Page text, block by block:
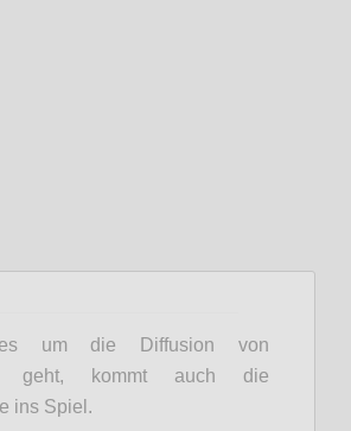
um die Diffusion von
geht, kommt auch die
ins Spiel.